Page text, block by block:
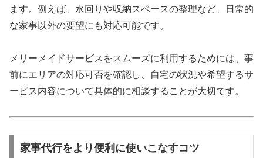
ます。例えば、水回りや収納スペースの整理など、日常的
な家事以外の要望にも対応可能です。
メリーメイドサービスをスムーズに利用するためには、事
前にエリアの対応可否を確認し、自宅の状況や希望するサ
ービス内容について具体的に相談することが大切です。
家事代行をより便利に使いこなすコツ